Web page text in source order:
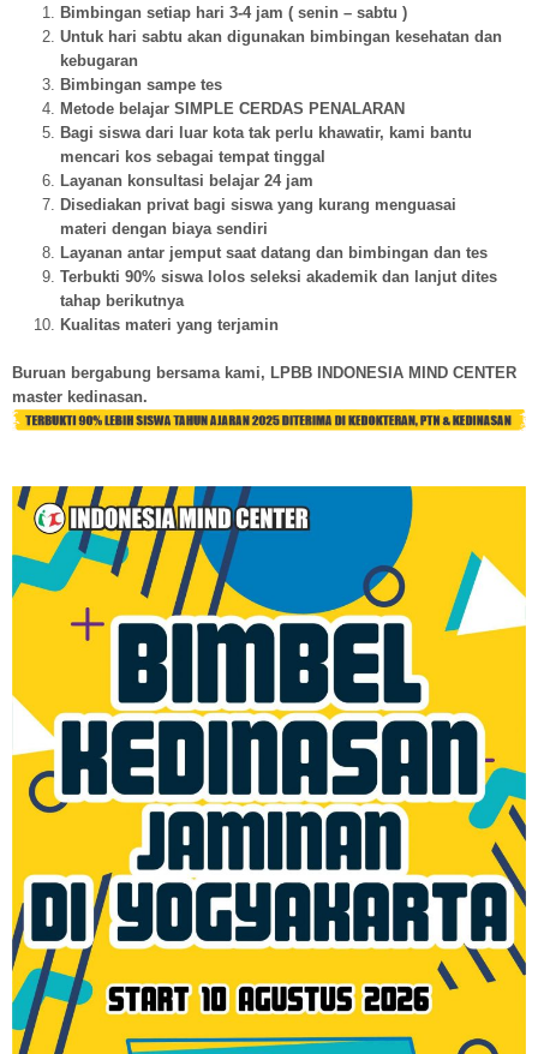
Bimbingan setiap hari 3-4 jam ( senin – sabtu )
Untuk hari sabtu akan digunakan bimbingan kesehatan dan
kebugaran
Bimbingan sampe tes
Metode belajar SIMPLE CERDAS PENALARAN
Bagi siswa dari luar kota tak perlu khawatir, kami bantu
mencari kos sebagai tempat tinggal
Layanan konsultasi belajar 24 jam
Disediakan privat bagi siswa yang kurang menguasai
materi dengan biaya sendiri
Layanan antar jemput saat datang dan bimbingan dan tes
Terbukti 90% siswa lolos seleksi akademik dan lanjut dites
tahap berikutnya
Kualitas materi yang terjamin
Buruan bergabung bersama kami, LPBB INDONESIA MIND CENTER
master kedinasan.